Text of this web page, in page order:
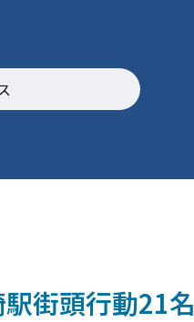
動21名